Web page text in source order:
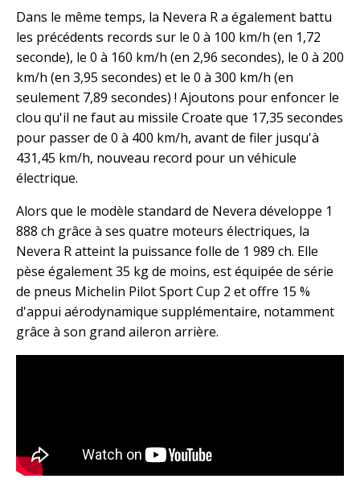
Dans le même temps, la Nevera R a également battu
les précédents records sur le 0 à 100 km/h (en 1,72
seconde), le 0 à 160 km/h (en 2,96 secondes), le 0 à 200
km/h (en 3,95 secondes) et le 0 à 300 km/h (en
seulement 7,89 secondes) ! Ajoutons pour enfoncer le
clou qu'il ne faut au missile Croate que 17,35 secondes
pour passer de 0 à 400 km/h, avant de filer jusqu'à
431,45 km/h, nouveau record pour un véhicule
électrique.
Alors que le modèle standard de Nevera développe 1
888 ch grâce à ses quatre moteurs électriques, la
Nevera R atteint la puissance folle de 1 989 ch. Elle
pèse également 35 kg de moins, est équipée de série
de pneus Michelin Pilot Sport Cup 2 et offre 15 %
d'appui aérodynamique supplémentaire, notamment
grâce à son grand aileron arrière.